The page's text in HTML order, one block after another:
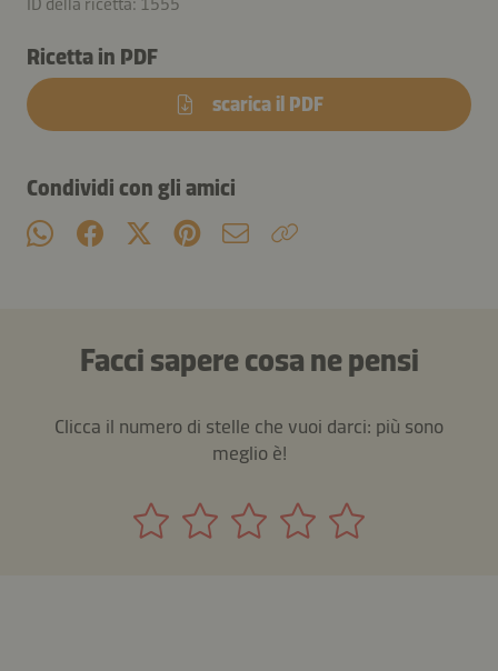
Ricetta in PDF
scarica il PDF
Condividi con gli amici
Facci sapere cosa ne pensi
Clicca il numero di stelle che vuoi darci: più sono
meglio è!